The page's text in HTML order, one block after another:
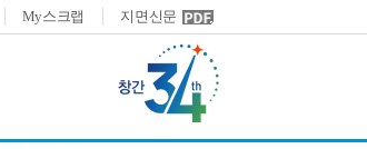
My스크랩 지면신문